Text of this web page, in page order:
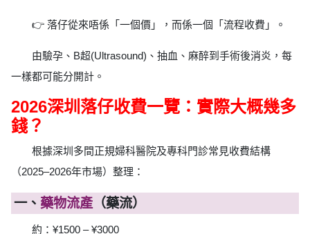
👉 落仔從來唔係「一個價」，而係一個「流程收費」。
由驗孕、B超(Ultrasound)、抽血、麻醉到手術後消炎，每
一樣都可能分開計。
2026深圳落仔收費一覽：實際大概幾多
錢？
根據深圳多間正規婦科醫院及專科門診常見收費結構
（2025–2026年市場）整理：
一、 藥物流產（藥流）
約：¥1500 – ¥3000